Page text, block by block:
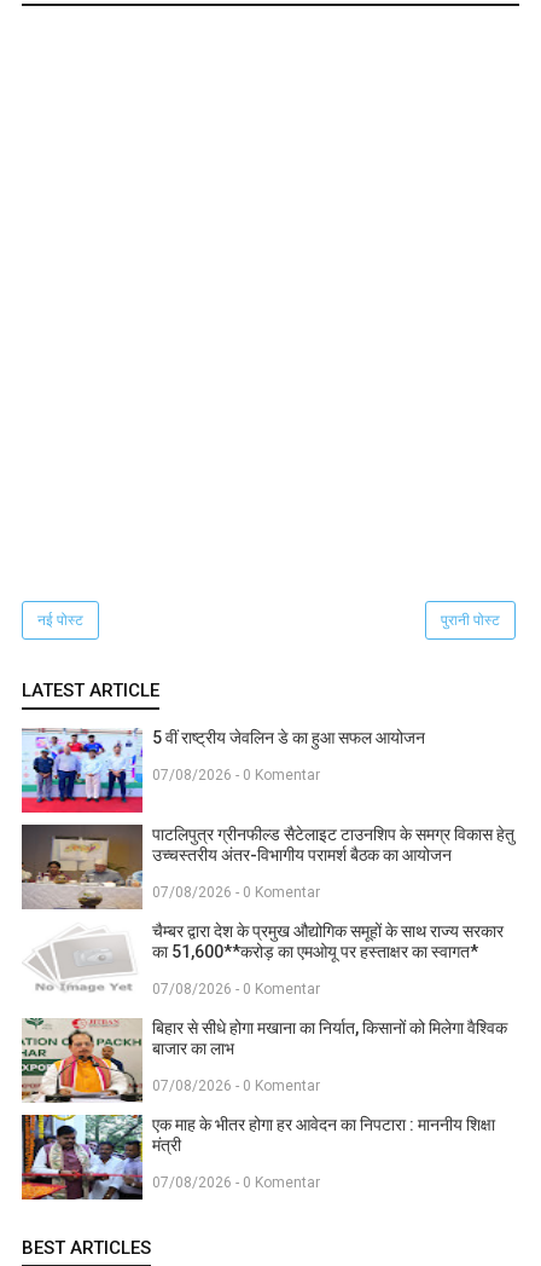
नई पोस्ट पुरानी पोस्ट
LATEST ARTICLE
5 वीं राष्ट्रीय जेवलिन डे का हुआ सफल आयोजन
07/08/2026 - 0 Komentar
पाटलिपुत्र ग्रीनफील्ड सैटेलाइट टाउनशिप के समग्र विकास हेतु
उच्चस्तरीय अंतर-विभागीय परामर्श बैठक का आयोजन
07/08/2026 - 0 Komentar
चैम्बर द्वारा देश के प्रमुख औद्योगिक समूहों के साथ राज्य सरकार
का 51,600**करोड़ का एमओयू पर हस्ताक्षर का स्वागत*
07/08/2026 - 0 Komentar
बिहार से सीधे होगा मखाना का निर्यात, किसानों को मिलेगा वैश्विक
बाजार का लाभ
07/08/2026 - 0 Komentar
एक माह के भीतर होगा हर आवेदन का निपटारा : माननीय शिक्षा
मंत्री
07/08/2026 - 0 Komentar
BEST ARTICLES